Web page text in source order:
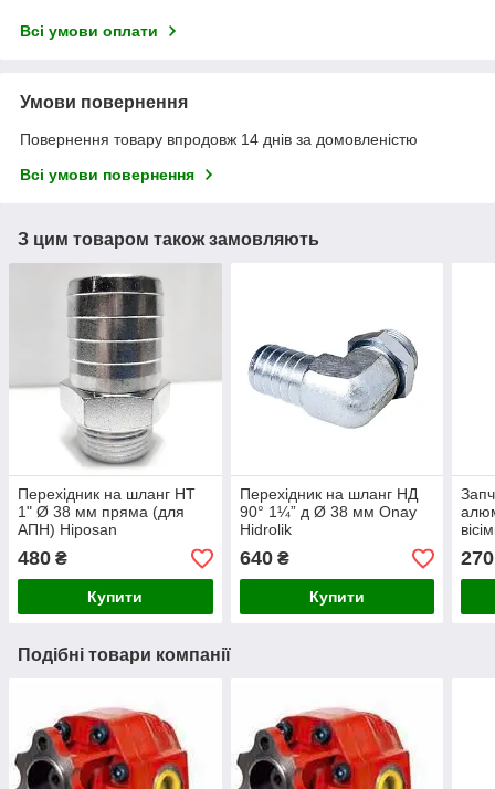
Всі умови оплати
Умови повернення
Повернення товару впродовж 14 днів за домовленістю
Всі умови повернення
З цим товаром також замовляють
Перехідник на шланг НТ
1" Ø 38 мм пряма (для
АПН) Hiposan
480 ₴
Купити
Перехідник на шланг НД
90° 1¼” д Ø 38 мм Onay
Hidrolik
640₴
Купити
270
Подібні товари компанії